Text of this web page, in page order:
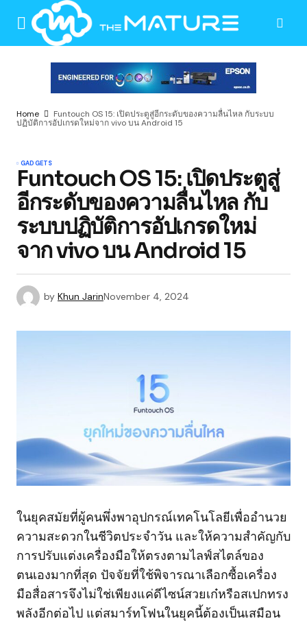
Home
Funtouch OS 15: เปิดประตูสู่อีกระดับของความลื่นไหล กับระบบ
ปฏิบัติการอัปเกรดใหม่จาก vivo บน Android 15
GADGETS
Funtouch OS 15: เปิดประตูสู่
อีกระดับของความลื่นไหล กับ
ระบบปฏิบัติการอัปเกรดใหม่
จาก vivo บน Android 15
by Khun JarinNovember 4, 2024
ในยุคสมัยที่ผู้คนพึ่งพาอุปกรณ์เทคโนโลยีเพื่ออำนวย
ความสะดวกในชีวิตประจำวัน และให้ความสำคัญกับ
การปรับแต่งเครื่องมือให้ตรงตามไลฟ์สไตล์ของ
ตนเองมากที่สุด ปัจจัยที่ใช้พิจารณาเลือกซื้อเครื่อง
มือสื่อสารจึงไม่ใช่เพียงแค่ดีไซน์สวยเก๋หรือสเปกทรง
พลังอีกต่อไป แต่สมาร์ทโฟนในยุคนี้ต้องเป็นเสมือน